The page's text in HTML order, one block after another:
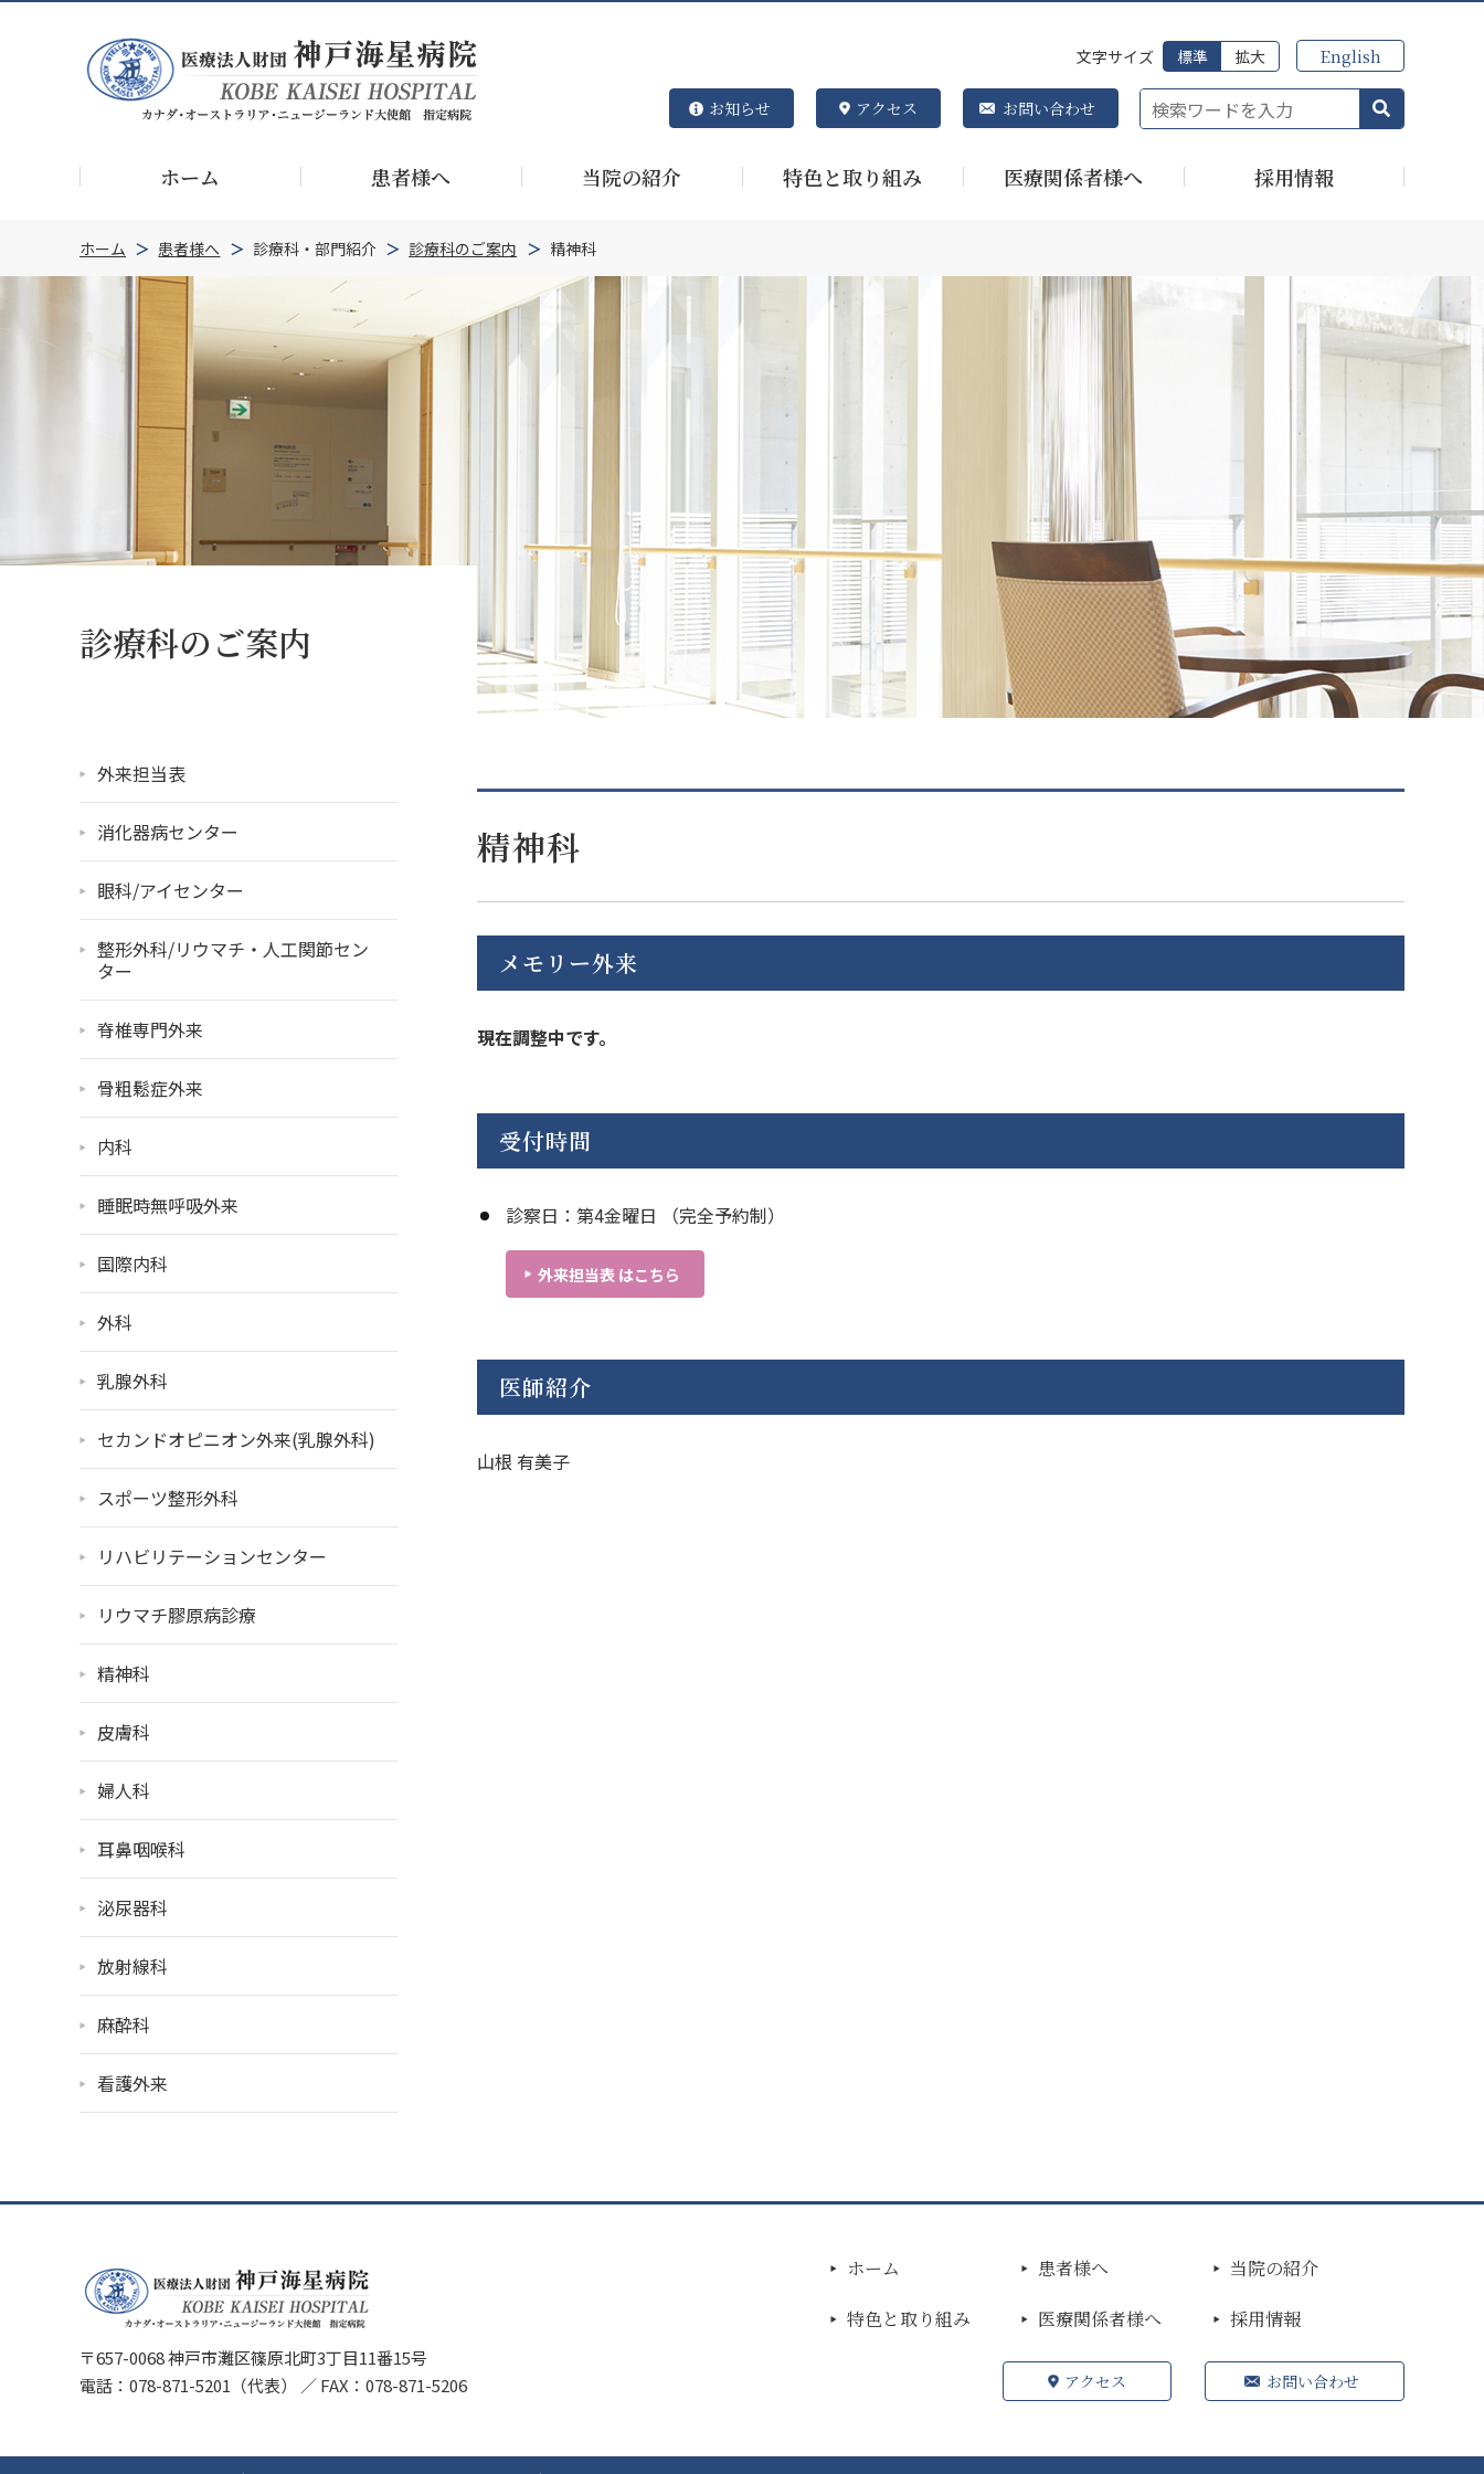
文字サイズ 標準 拡大 English
お知らせ アクセス お問い合わせ
ホーム 患者様へ 当院の紹介 特色と取り組み 医療関係者様へ 採用情報
ホーム 患者様へ 診療科・部門紹介 診療科のご案内 精神科
診療科のご案内
精神科
メモリー外来
現在調整中です。
受付時間
診察日：第4金曜日 （完全予約制）
外来担当表 はこちら
医師紹介
山根 有美子
外来担当表
消化器病センター
眼科/アイセンター
整形外科/リウマチ・人工関節セン
ター
脊椎専門外来
骨粗鬆症外来
内科
睡眠時無呼吸外来
国際内科
外科
乳腺外科
セカンドオピニオン外来(乳腺外科)
スポーツ整形外科
リハビリテーションセンター
リウマチ膠原病診療
精神科
皮膚科
婦人科
耳鼻咽喉科
泌尿器科
放射線科
麻酔科
看護外来
〒657-0068 神戸市灘区篠原北町3丁目11番15号
電話： 078-871-5201 （代表） ／FAX：078-871-5206
ホーム 患者様へ
当院の紹介
特色と取り組み
医療関係者様へ 採用情報
アクセス お問い合わせ